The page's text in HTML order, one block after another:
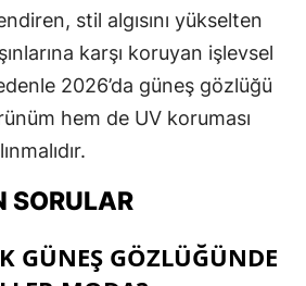
stil algısını yükselten
karşı koruyan işlevsel
2026’da güneş gözlüğü
hem de UV koruması
SORULAR
GÜNEŞ GÖZLÜĞÜNDE